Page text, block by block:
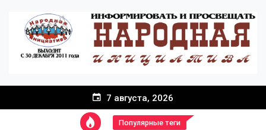
содержанию
7 августа, 2026
Популярные теги